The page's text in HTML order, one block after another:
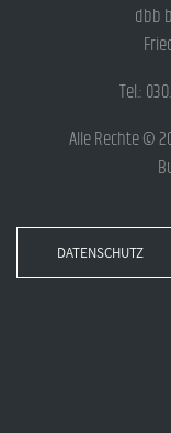
dbb
Tel.:
Alle Rechte ©
DATENSCHUTZ